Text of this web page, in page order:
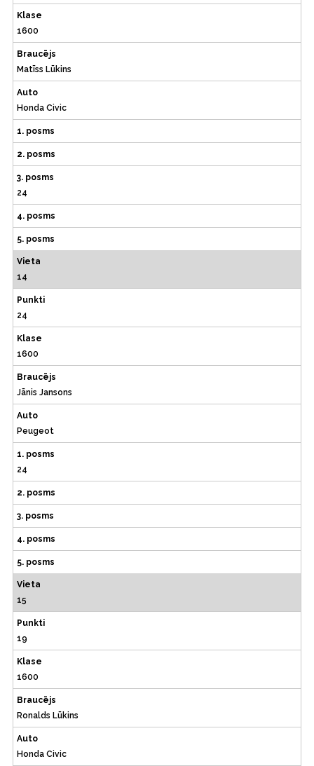
Klase
1600
Braucējs
Matīss Lūkins
Auto
Honda Civic
1. posms
2. posms
3. posms
24
4. posms
5. posms
Vieta
14
Punkti
24
Klase
1600
Braucējs
Jānis Jansons
Auto
Peugeot
1. posms
24
2. posms
3. posms
4. posms
5. posms
Vieta
15
Punkti
19
Klase
1600
Braucējs
Ronalds Lūkins
Auto
Honda Civic